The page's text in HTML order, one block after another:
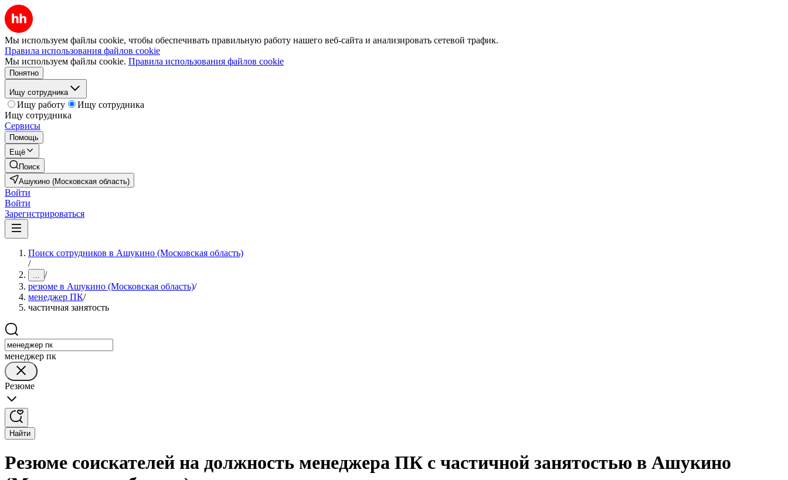
Мы используем файлы cookie, чтобы обеспечивать правильную работу нашего веб-сайта и анализировать сетевой трафик.
Правила использования файлов cookie
Мы используем файлы cookie. Правила использования файлов cookie
Понятно
Ищу сотрудника
Ищу работу
Ищу сотрудника
Ищу сотрудника
Сервисы
Помощь
Ещё
Поиск
Ашукино (Московская область)
Войти
Войти
Зарегистрироваться
Поиск сотрудников в Ашукино (Московская область)
/
... /
резюме в Ашукино (Московская область)/
менеджер ПК/
частичная занятость
менеджер пк
Резюме
Найти
Резюме соискателей на должность менеджера ПК с частичной занятостью в Ашукино